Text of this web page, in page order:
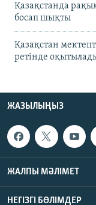
Қазақстанда
босап шықты
Қазақстан
ретінде
ЖАЗЫЛЫҢЫЗ
ЖАЛПЫ МӘЛІМЕТ
НЕГІЗГІ БӨЛІМДЕР